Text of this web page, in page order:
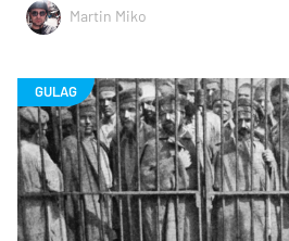
Martin Miko